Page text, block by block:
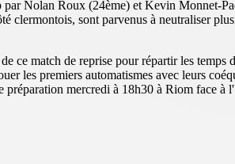
Nolan Roux (24ème) et Kevin Monnet-
sont parvenus à neutraliser
match de reprise pour répartir les
les premiers automatismes avec leurs
préparation mercredi à 18h30 à Riom face à